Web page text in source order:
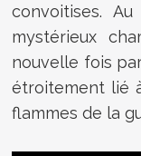
convoitises.
mystérieux
nouvelle fois
étroitement lié
flammes de la